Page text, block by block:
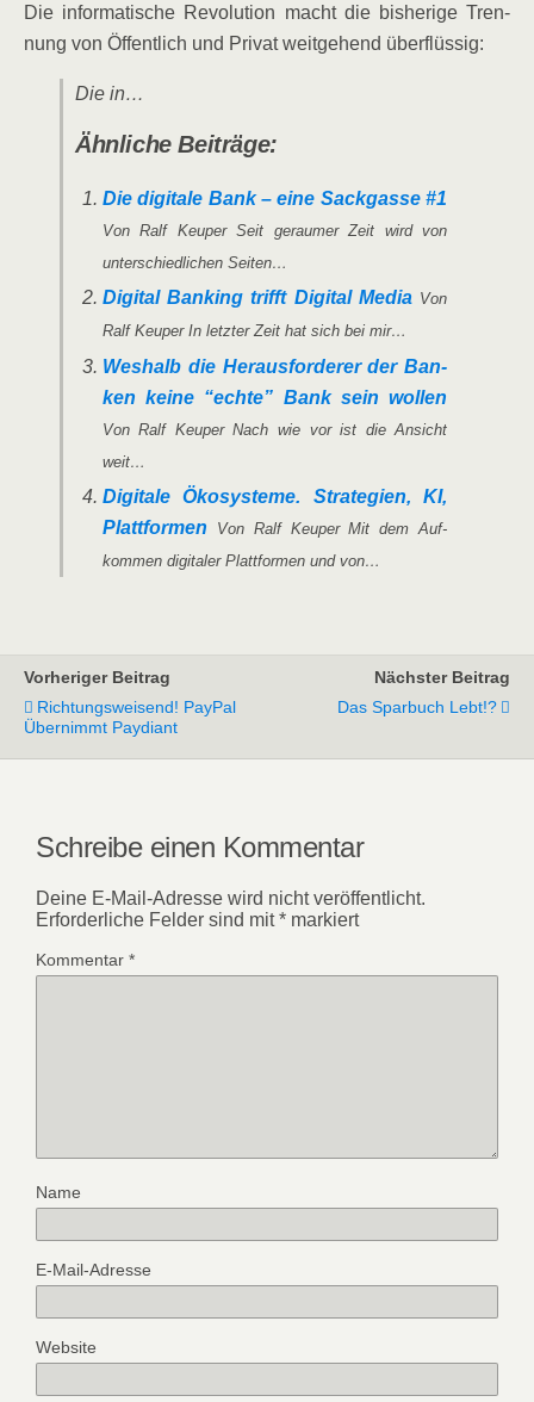
Die infor­ma­ti­sche Revo­lu­ti­on macht die bis­he­ri­ge Tren­
nung von Öffent­lich und Pri­vat weit­ge­hend überflüssig:
Die in…
Ähn­li­che Beiträge:
Die digi­ta­le Bank – eine Sack­gas­se #1
Von Ralf Keu­per Seit gerau­mer Zeit wird von
unter­schied­li­chen Seiten…
Digi­tal Ban­king trifft Digi­tal Media Von
Ralf Keu­per In letz­ter Zeit hat sich bei mir…
Wes­halb die Her­aus­for­de­rer der Ban­
ken kei­ne “ech­te” Bank sein wol­len
Von Ralf Keu­per Nach wie vor ist die Ansicht
weit…
Digi­ta­le Öko­sys­te­me. Stra­te­gien, KI,
Platt­for­men
Von Ralf Keu­per Mit dem Auf­
kom­men digi­ta­ler Platt­for­men und von…
Vorheriger Beitrag
Richtungsweisend! PayPal
Übernimmt Paydiant
Nächster Beitrag
Das Sparbuch Lebt!?
Schreibe einen Kommentar
Deine E-Mail-Adresse wird nicht veröffentlicht.
Erforderliche Felder sind mit* markiert
Kommentar *
Name
E-Mail-Adresse
Website